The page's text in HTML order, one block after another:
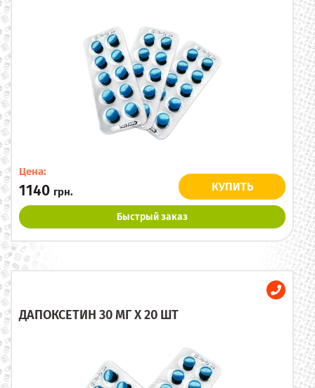
Цена:
1140 грн. КУПИТЬ
Быстрый заказ
ДАПОКСЕТИН 30 МГ X 20 ШТ